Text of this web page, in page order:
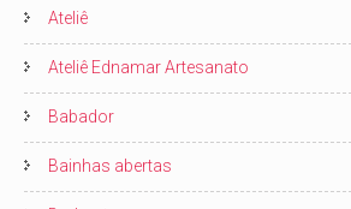
Ateliê
Ateliê Ednamar Artesanato
Babador
Bainhas abertas